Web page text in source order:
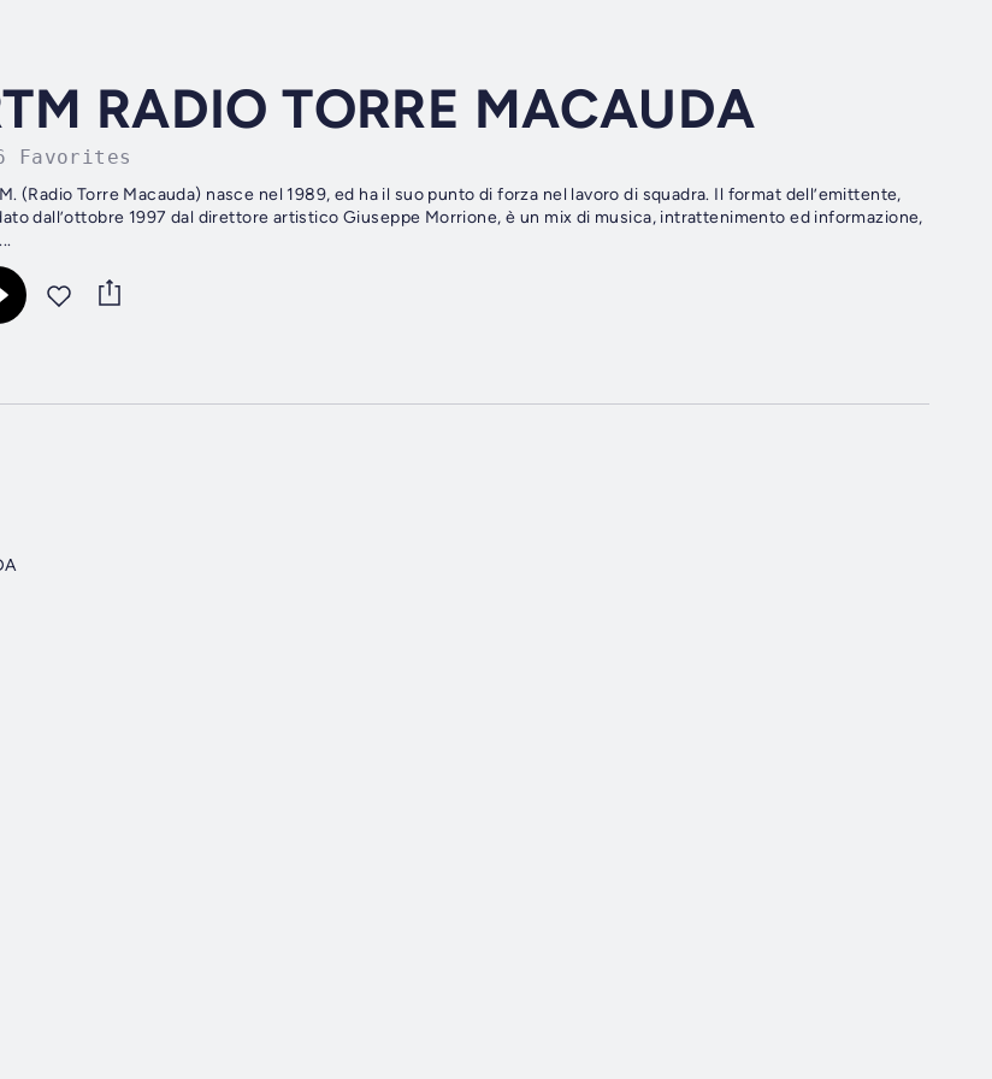
RADIO TORRE MACAUDA
Favorites
(Radio Torre Macauda) nasce nel 1989, ed ha il suo punto di forza nel lavoro di squadra. Il format dell’emittente,
dall’ottobre 1997 dal direttore artistico Giuseppe Morrione, è un mix di musica, intrattenimento ed informazione,